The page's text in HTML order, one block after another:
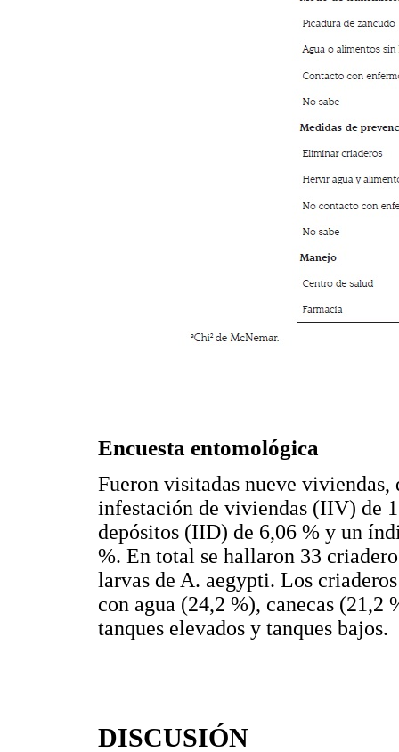
Encuesta entomológica
Fueron visitadas nueve
infestación de viviendas (IIV) de
depósitos (IID) de 6,06 % y un
%. En total se hallaron 33
larvas de A. aegypti. Los
con agua (24,2 %), canecas (21,2
tanques elevados y tanques bajos.
DISCUSIÓN